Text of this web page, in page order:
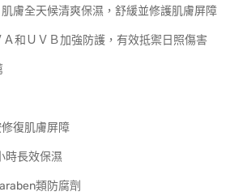
膚全天候清爽保濕，舒緩並修護肌膚屏障
和ＵＶＢ加強防護，有效抵禦日照傷害
復肌膚屏障
時長效保濕
類防腐劑